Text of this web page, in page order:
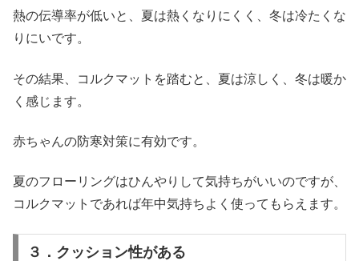
熱の伝導率が低いと、夏は熱くなりにくく、冬は冷たくな
りにいです。
その結果、コルクマットを踏むと、夏は涼しく、冬は暖か
く感じます。
赤ちゃんの防寒対策に有効です。
夏のフローリングはひんやりして気持ちがいいのですが、
コルクマットであれば年中気持ちよく使ってもらえます。
３．クッション性がある